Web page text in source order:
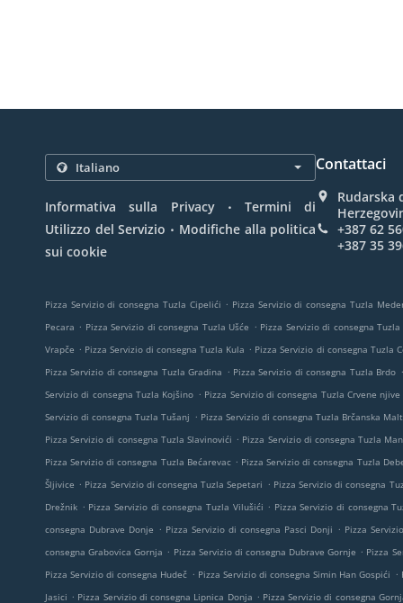
Informativa sulla Privacy .
Termini di
Utilizzo del Servizio . Modifiche alla politica
sui cookie
Contattaci
Rudarska
+387 62
+387 35
Pizza Servizio di consegna Tuzla Cipelići . Pizza Servizio di consegna Tuzla
Pecara . Pizza Servizio di consegna Tuzla Ušće . Pizza Servizio di consegna Tuzla
Vrapče . Pizza Servizio di consegna Tuzla Kula . Pizza Servizio di consegna Tuzla
Pizza Servizio di consegna Tuzla Gradina . Pizza Servizio di consegna Tuzla Brdo .
Servizio di consegna Tuzla Kojšino . Pizza Servizio di consegna Tuzla Crvene njive
Servizio di consegna Tuzla Tušanj . Pizza Servizio di consegna Tuzla Brčanska
Pizza Servizio di consegna Tuzla Slavinovići . Pizza Servizio di consegna Tuzla
Pizza Servizio di consegna Tuzla Bećarevac . Pizza Servizio di consegna Tuzla
Šljivice . Pizza Servizio di consegna Tuzla Sepetari . Pizza Servizio di consegna
Drežnik . Pizza Servizio di consegna Tuzla Vilušići . Pizza Servizio di consegna
consegna Dubrave Donje . Pizza Servizio di consegna Pasci Donji . Pizza
consegna Grabovica Gornja . Pizza Servizio di consegna Dubrave Gornje . Pizza
Pizza Servizio di consegna Hudeč . Pizza Servizio di consegna Simin Han Gospići .
Jasici . Pizza Servizio di consegna Lipnica Donja . Pizza Servizio di consegna